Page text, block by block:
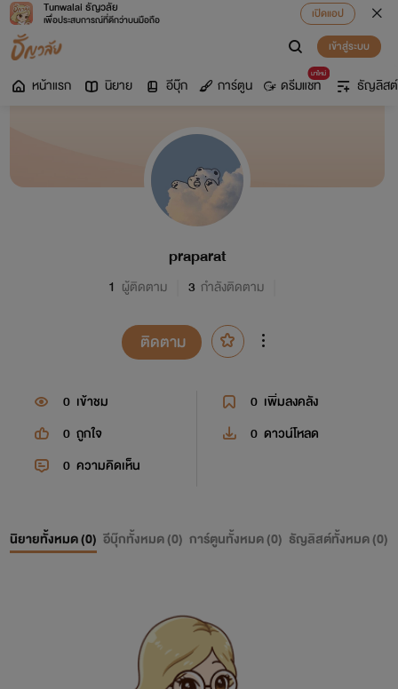
Tunwalai ธัญวลัย
เพื่อประสบการณ์ที่ดีกว่าบนมือถือ
เปิดแอป
เข้าสู่ระบบ
หน้าแรก นิยาย อีบุ๊ก การ์ตูน
มาใหม่
ดรีมแชท ธัญลิสต์
praparat
1 ผู้ติดตาม 3 กำลังติดตาม
ติดตาม
0 เข้าชม 0 เพิ่มลงคลัง
0 ถูกใจ 0 ดาวน์โหลด
0 ความคิดเห็น
นิยายทั้งหมด (0) อีบุ๊กทั้งหมด (0) การ์ตูนทั้งหมด (0) ธัญลิสต์ทั้งหมด (0)